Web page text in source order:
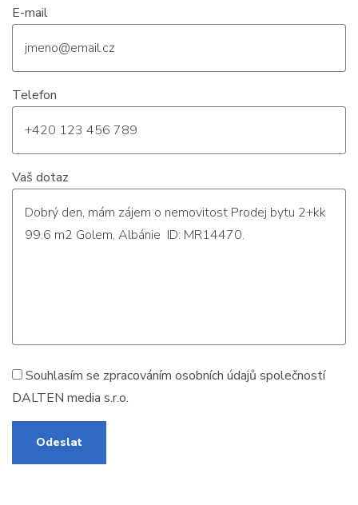
E-mail
Telefon
Vaš dotaz
Souhlasím se zpracováním osobních údajů společností
DALTEN media s.r.o.
Odeslat